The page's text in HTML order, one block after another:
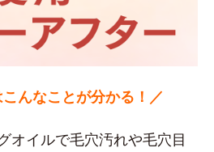
んなことが分かる！／
オイルで毛穴汚れや毛穴目